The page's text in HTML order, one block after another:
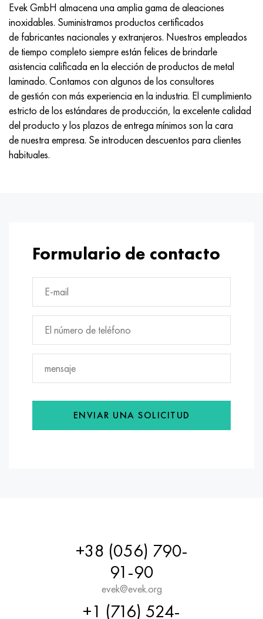
Evek GmbH almacena una amplia gama de aleaciones
inoxidables. Suministramos productos certificados
de fabricantes nacionales y extranjeros. Nuestros empleados
de tiempo completo siempre están felices de brindarle
asistencia calificada en la elección de productos de metal
laminado. Contamos con algunos de los consultores
de gestión con más experiencia en la industria. El cumplimiento
estricto de los estándares de producción, la excelente calidad
del producto y los plazos de entrega mínimos son la cara
de nuestra empresa. Se introducen descuentos para clientes
habituales.
Formulario de contacto
ENVIAR UNA SOLICITUD
+38 (056) 790-
91-90
evek@evek.org
+1 (716) 524-